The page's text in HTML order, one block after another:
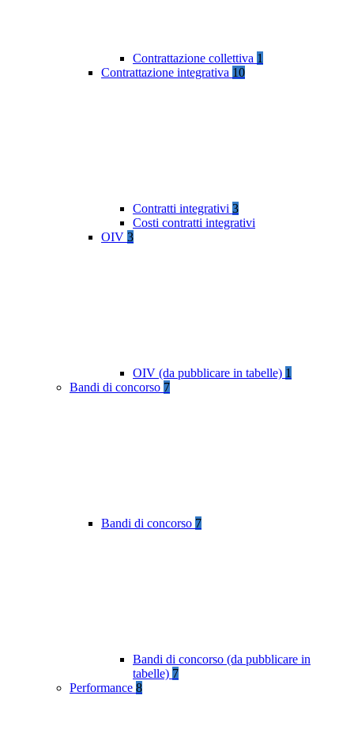
Contrattazione collettiva 1
Contrattazione integrativa 10
Contratti integrativi 3
Costi contratti integrativi
OIV 3
OIV (da pubblicare in tabelle) 1
Bandi di concorso 7
Bandi di concorso 7
Bandi di concorso (da pubblicare in
tabelle) 7
Performance 8